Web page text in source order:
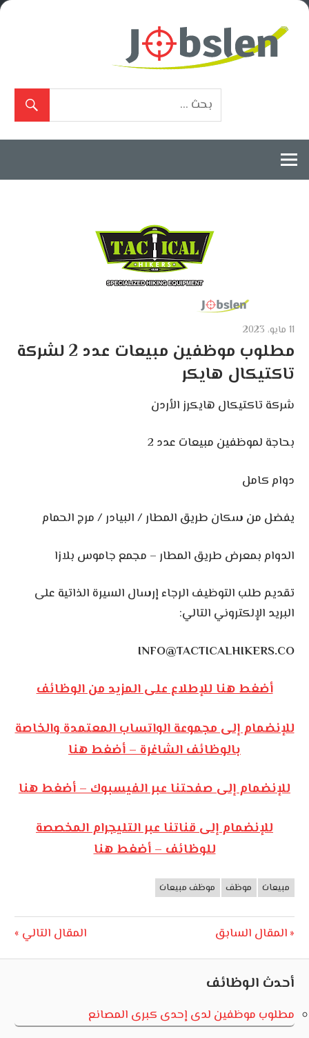
Skip
11 مايو، 2023
مطلوب موظفين مبيعات عدد 2 لشركة
تاكتيكال هايكر
شركة تاكتيكال هايكرز الأردن
بحاجة لموظفين مبيعات عدد 2
دوام كامل
يفضل من سكان طريق المطار / البيادر / مرج الحمام
الدوام بمعرض طريق المطار – مجمع جاموس بلازا
تقديم طلب التوظيف الرجاء إرسال السيرة الذاتية على
البريد الإلكتروني التالي:
INFO@TACTICALHIKERS.CO
أضغط هنا للإطلاع على المزيد من الوظائف
للإنضمام إلى مجموعة الواتساب المعتمدة والخاصة
بالوظائف الشاغرة – أضغط هنا
للإنضمام إلى صفحتنا عبر الفيسبوك – أضغط هنا
للإنضمام إلى قناتنا عبر التليجرام المخصصة
للوظائف – أضغط هنا
وظائف
مبيعات موظف موظف مبيعات
تصفّح
المقالات
Previous
المقال السابق
Next
المقال التالي
أحدث الوظائف
مطلوب موظفين لدى إحدى كبرى المصانع